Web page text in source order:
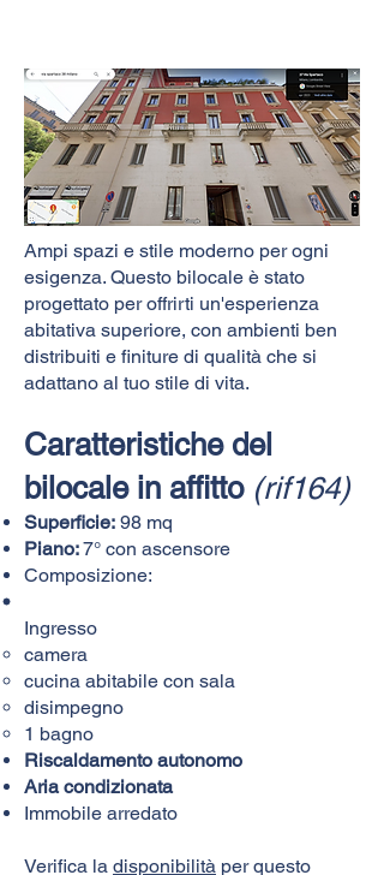
Ampi spazi e stile moderno per ogni
esigenza. Questo bilocale è stato
progettato per offrirti un'esperienza
abitativa superiore, con ambienti ben
distribuiti e finiture di qualità che si
adattano al tuo stile di vita.
Caratteristiche del
bilocale in affitto (rif164)
Superficie: 98 mq
Piano:7° con ascensore
Composizione:​
Ingresso
camera
cucina abitabile con sala
disimpegno
1 bagno
Riscaldamento autonomo
Aria condizionata
Immobile arredato
Verifica la disponibilità per questo